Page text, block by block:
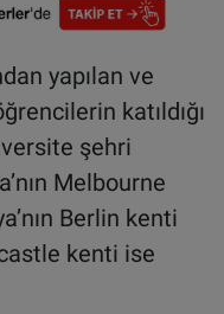
yapılan ve
katıldığı
şehri
Melbourne
Berlin kenti
kenti ise